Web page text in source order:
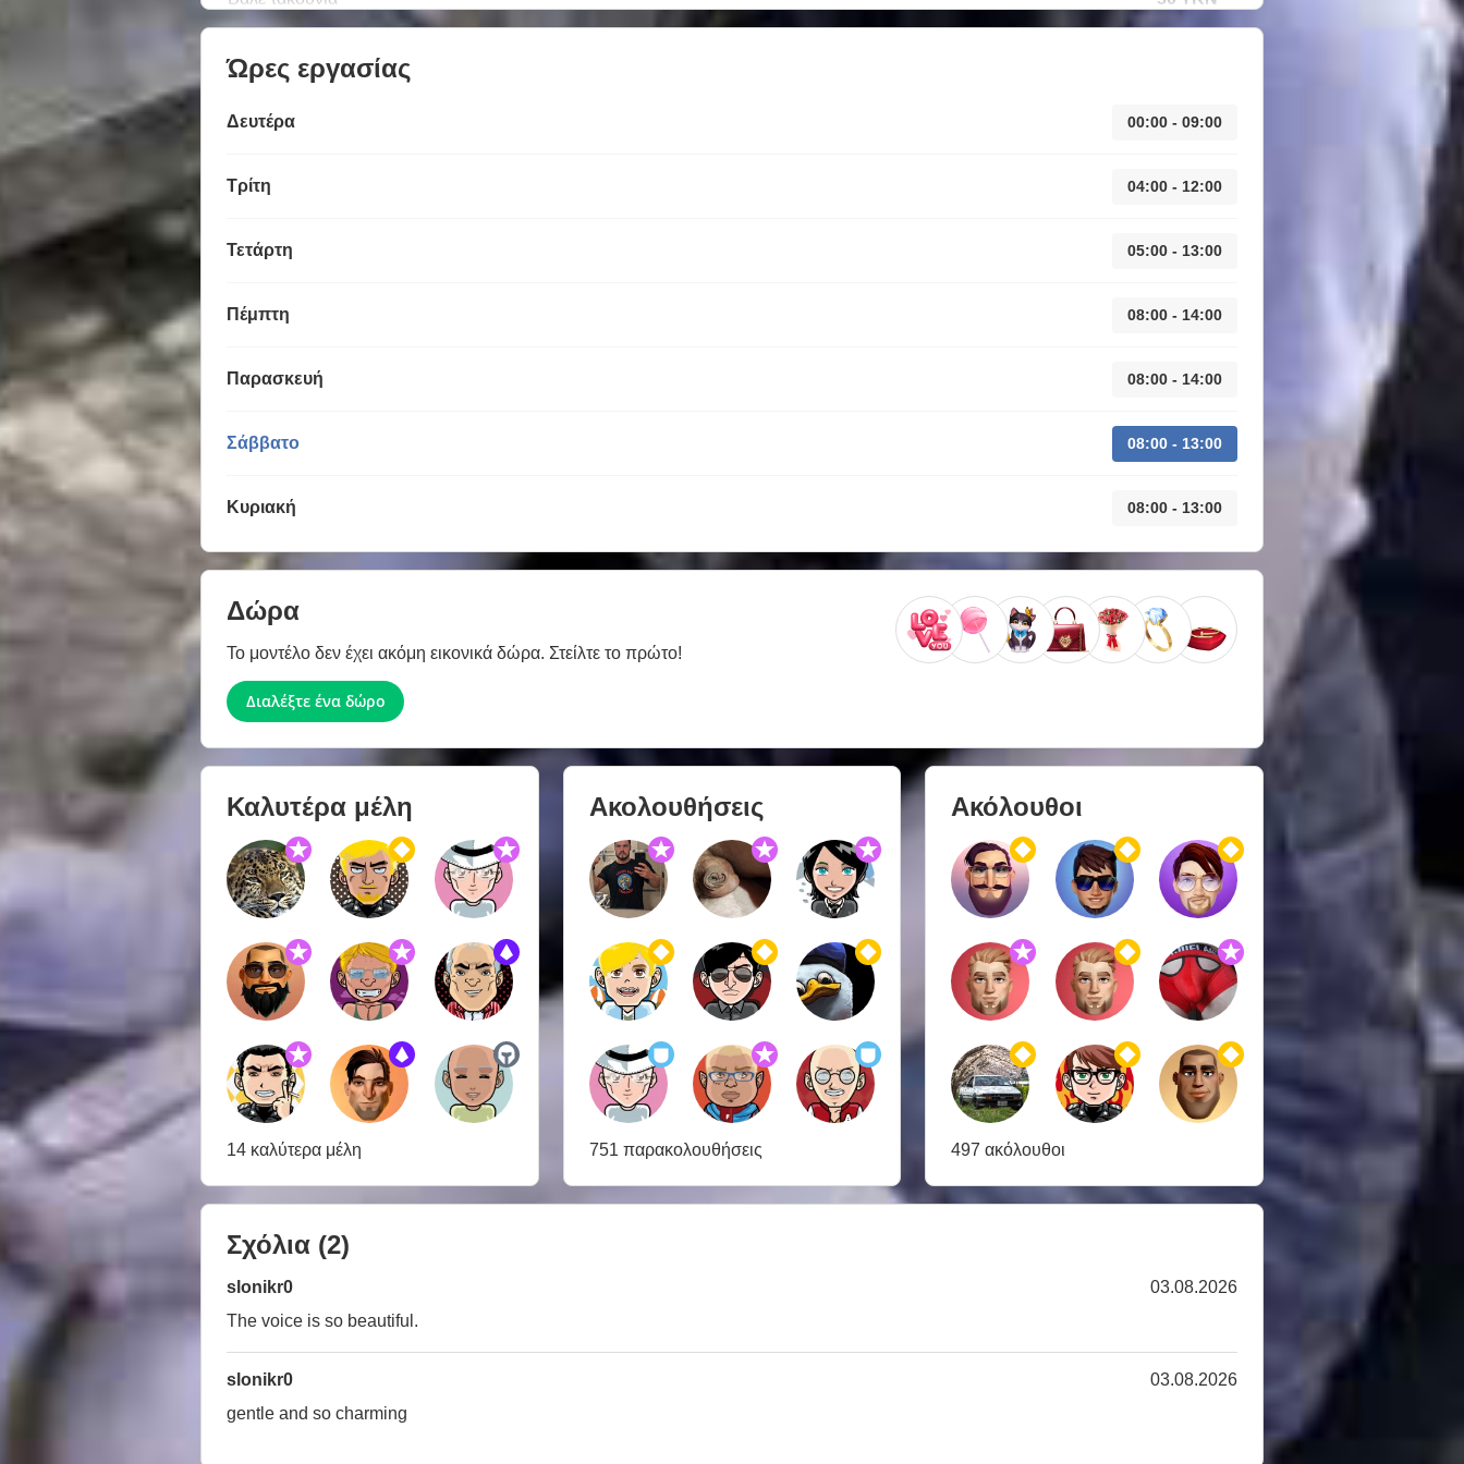
Ώρες εργασίας
Δευτέρα 00:00 - 09:00
Τρίτη 04:00 - 12:00
Τετάρτη 05:00 - 13:00
Πέμπτη 08:00 - 14:00
Παρασκευή 08:00 - 14:00
Σάββατο 08:00 - 13:00
Κυριακή 08:00 - 13:00
Δώρα
Το μοντέλο δεν έχει ακόμη εικονικά δώρα. Στείλτε το πρώτο!
Διαλέξτε ένα δώρο
Καλυτέρα μέλη
14 καλύτερα μέλη
Ακολουθήσεις
751 παρακολουθήσεις
Ακόλουθοι
497 ακόλουθοι
Σχόλια (2)
slonikr0
03.08.2026
The voice is so beautiful.
slonikr0
03.08.2026
gentle and so charming